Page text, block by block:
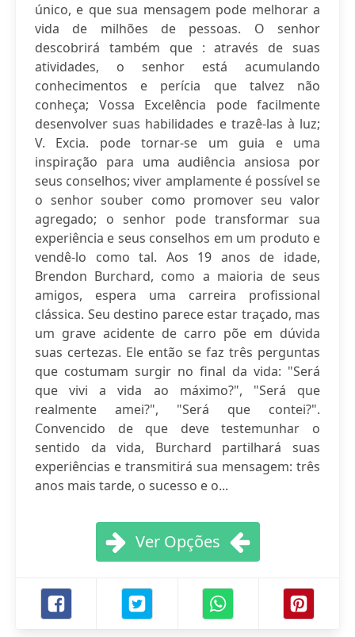
único, e que sua mensagem pode melhorar a
vida de milhões de pessoas. O senhor
descobrirá também que : através de suas
atividades, o senhor está acumulando
conhecimentos e perícia que talvez não
conheça; Vossa Excelência pode facilmente
desenvolver suas habilidades e trazê-las à luz;
V. Excia. pode tornar-se um guia e uma
inspiração para uma audiência ansiosa por
seus conselhos; viver amplamente é possível se
o senhor souber como promover seu valor
agregado; o senhor pode transformar sua
experiência e seus conselhos em um produto e
vendê-lo como tal. Aos 19 anos de idade,
Brendon Burchard, como a maioria de seus
amigos, espera uma carreira profissional
clássica. Seu destino parece estar traçado, mas
um grave acidente de carro põe em dúvida
suas certezas. Ele então se faz três perguntas
que costumam surgir no final da vida: "Será
que vivi a vida ao máximo?", "Será que
realmente amei?", "Será que contei?".
Convencido de que deve testemunhar o
sentido da vida, Burchard partilhará suas
experiências e transmitirá sua mensagem: três
anos mais tarde, o sucesso e o...
Ver Opções